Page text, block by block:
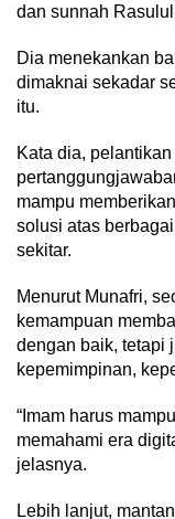
dan sunnah
Dia menekankan
dimaknai sekadar
itu.
Kata dia,
mampu
solusi atas
sekitar.
Menurut Munafri,
kemampuan
dengan baik, tetapi
kepemimpinan,
“Imam harus
memahami era
jelasnya.
Lebih lanjut,